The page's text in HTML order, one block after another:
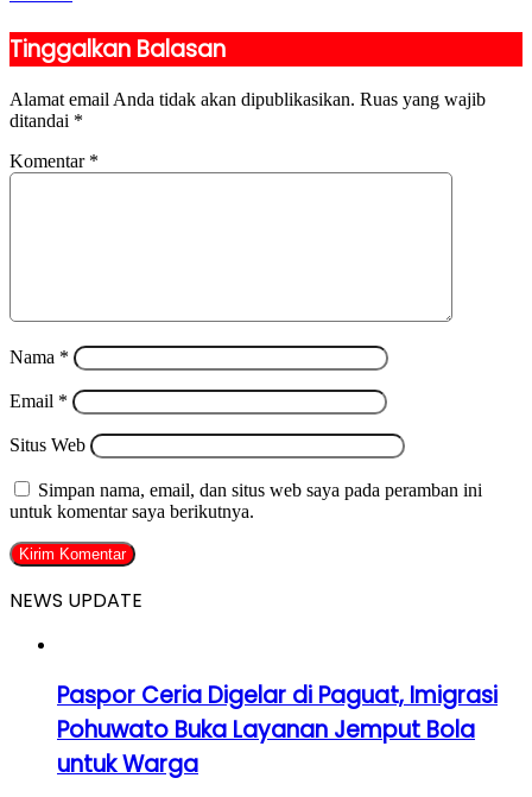
Tinggalkan Balasan
Alamat email Anda tidak akan dipublikasikan. Ruas yang wajib
ditandai *
Komentar *
Nama *
Email *
Situs Web
Simpan nama, email, dan situs web saya pada peramban ini
untuk komentar saya berikutnya.
NEWS UPDATE
Paspor Ceria Digelar di Paguat, Imigrasi
Pohuwato Buka Layanan Jemput Bola
untuk Warga